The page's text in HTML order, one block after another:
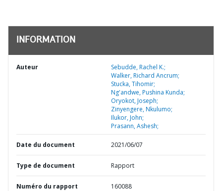
INFORMATION
Auteur
Sebudde, Rachel K.;
Walker, Richard Ancrum;
Stucka, Tihomir;
Ng'andwe, Pushina Kunda;
Oryokot, Joseph;
Zinyengere, Nkulumo;
Ilukor, John;
Prasann, Ashesh;
Date du document 2021/06/07
Type de document Rapport
Numéro du rapport 160088